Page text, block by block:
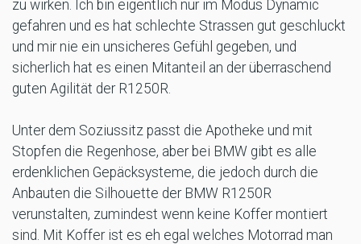
zu wirken. Ich bin eigentlich nur im Modus Dynamic
gefahren und es hat schlechte Strassen gut geschluckt
und mir nie ein unsicheres Gefühl gegeben, und
sicherlich hat es einen Mitanteil an der überraschend
guten Agilität der R1250R.
Unter dem Soziussitz passt die Apotheke und mit
Stopfen die Regenhose, aber bei BMW gibt es alle
erdenklichen Gepäcksysteme, die jedoch durch die
Anbauten die Silhouette der BMW R1250R
verunstalten, zumindest wenn keine Koffer montiert
sind. Mit Koffer ist es eh egal welches Motorrad man